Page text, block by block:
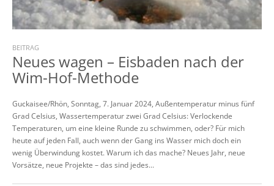
BEITRAG
Neues wagen – Eisbaden nach der
Wim-Hof-Methode
Guckaisee/Rhön, Sonntag, 7. Januar 2024, Außentemperatur minus fünf
Grad Celsius, Wassertemperatur zwei Grad Celsius: Verlockende
Temperaturen, um eine kleine Runde zu schwimmen, oder? Für mich
heute auf jeden Fall, auch wenn der Gang ins Wasser mich doch ein
wenig Überwindung kostet. Warum ich das mache? Neues Jahr, neue
Vorsätze, neue Projekte – das sind jedes...